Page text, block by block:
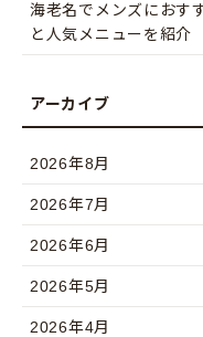
海老名でメンズにおす
と人気メニューを紹介
2026年8月
2026年7月
2026年6月
2026年5月
2026年4月